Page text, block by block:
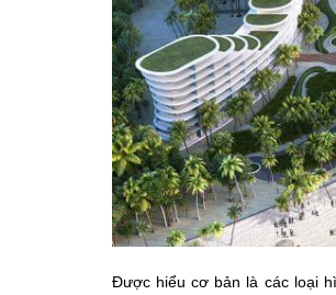
Được hiểu cơ bản là các loại